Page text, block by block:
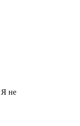
Я не